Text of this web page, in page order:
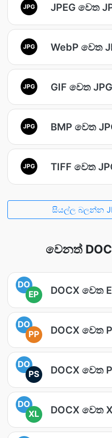
JPG JPEG වෙත
JPG WebP වෙත
JPG GIF වෙත JPG
JPG BMP වෙත
JPG TIFF වෙත
සියල්ල බලන්න
වෙනත්
DO
EP
DOCX වෙත
DO
PP
DOCX වෙත
DO
PS
DOCX වෙත
DO
XL
DOCX වෙත